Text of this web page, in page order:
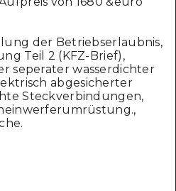
der Betriebserlaubnis,
Teil 2 (KFZ-Brief),
seperater wasserdichter
abgesicherter
Steckverbindungen,